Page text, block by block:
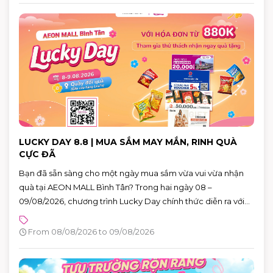
LUCKY DAY 8.8 | MUA SẮM MAY MẮN, RINH QUÀ
CỰC ĐÃ
Bạn đã sẵn sàng cho một ngày mua sắm vừa vui vừa nhận
quà tại AEON MALL Bình Tân? Trong hai ngày 08 –
09/08/2026, chương trình Lucky Day chính thức diễn ra với
hàng loạt phần quà hấp dẫn dành cho khách hàng có hóa
đơn từ 880.000 VNĐ.
From 08/08/2026 to 09/08/2026